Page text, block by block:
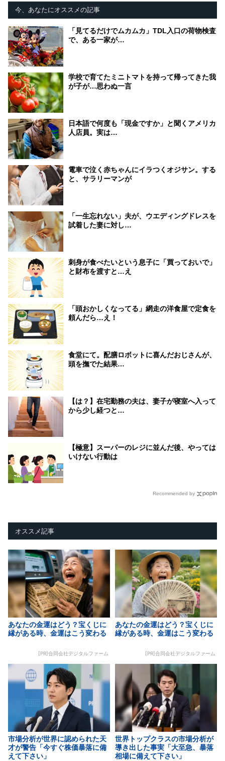
今、あなたにオススメの記事
「見てるだけでムカムカ」TDL入口の荷物検査
で、ある一家が…
学校で育てたミニトマトを持って帰ってきた我
が子が…思わぬ一言
日本語で何度も「現金ですか」と聞くアメリカ
人店員。実は…
電車で泣く赤ちゃんにイラつくオジサン。する
と、サラリーマンが
「一生忘れない」夫が、ウエディングドレスを
試着した妻に対し…
刺身が食べたいという息子に「買っておいで」
と財布を渡すと…え
「頭おかしくなってる」網走の洋食屋で定食を
頼んだら…え！
食堂にて。配膳ロボットに喜んだおじさんが、
頭を撫でた結果…
【は？】在宅勤務の夫は、妻子が寝室へ入って
から少し経つと…
【極意】スーパーのレジに並んだ後、やっては
いけない行動は
Recommended by
オススメ記事
あなたの金運はどう？宝くじに
縁がある時、金運はこう変わる
[PR]合同会社デジタルファーム
あなたの金運はどう？宝くじに
縁がある時、金運はこう変わる
[PR]合同会社デジタルファーム
市場分析が世界に認められた天
才が警告「今すぐ株価暴落に備
えて下さい」
世界トップクラスの市場分析が
導き出した事実「大至急、暴落
相場に備えて下さい」